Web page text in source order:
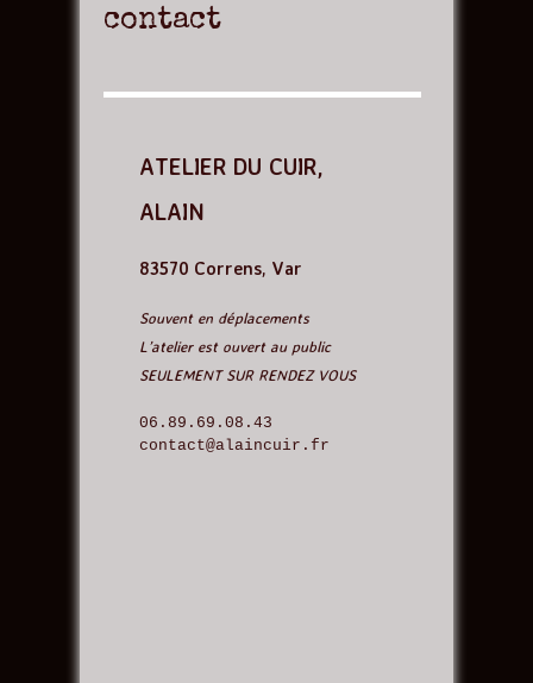
contact
ATELIER DU CUIR,
ALAIN
83570 Correns, Var
Souvent en déplacements
L’atelier est ouvert au public
SEULEMENT SUR RENDEZ VOUS
06.89.69.08.43
contact@alaincuir.fr